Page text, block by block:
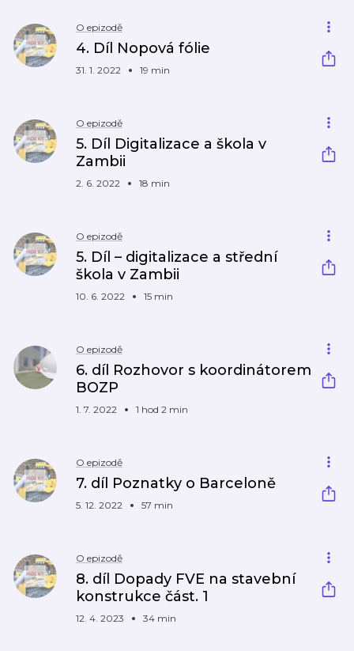
O epizodě
4. Díl Nopová fólie
31. 1. 2022 19 min
O epizodě
5. Díl Digitalizace a škola v
Zambii
2. 6. 2022 18 min
O epizodě
5. Díl – digitalizace a střední
škola v Zambii
10. 6. 2022 15 min
O epizodě
6. díl Rozhovor s koordinátorem
BOZP
1. 7. 2022 1 hod 2 min
O epizodě
7. díl Poznatky o Barceloně
5. 12. 2022 57 min
O epizodě
8. díl Dopady FVE na stavební
konstrukce část. 1
12. 4. 2023 34 min